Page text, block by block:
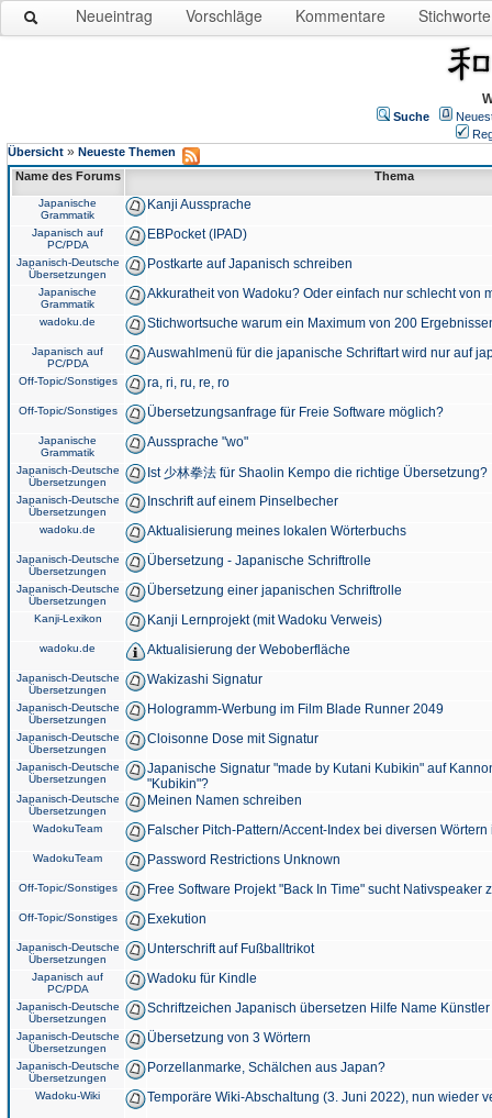
Neueintrag Vorschläge Kommentare Stichworte
Suche
Übersicht » Neueste Themen
Name des Forums
Thema
Japanische
Grammatik
Kanji Aussprache
Japanisch auf
PC/PDA
EBPocket (IPAD)
Japanisch-Deutsche
Übersetzungen
Postkarte auf Japanisch schreiben
Japanische
Grammatik
Akkuratheit von Wadoku? Oder einfach nur schlecht von
wadoku.de Stichwortsuche warum ein Maximum von 200
Japanisch auf
PC/PDA
Auswahlmenü für die japanische Schriftart wird nur auf
Off-Topic/Sonstiges ra, ri, ru, re, ro
Off-Topic/Sonstiges Übersetzungsanfrage für Freie Software möglich?
Japanische
Grammatik
Aussprache "wo"
Japanisch-Deutsche
Übersetzungen
Ist 少林拳法 für Shaolin Kempo die richtige Übersetzung?
Japanisch-Deutsche
Übersetzungen
Inschrift auf einem Pinselbecher
wadoku.de Aktualisierung meines lokalen Wörterbuchs
Japanisch-Deutsche
Übersetzungen
Übersetzung - Japanische Schriftrolle
Japanisch-Deutsche
Übersetzungen
Übersetzung einer japanischen Schriftrolle
Kanji-Lexikon Kanji Lernprojekt (mit Wadoku Verweis)
wadoku.de Aktualisierung der Weboberfläche
Japanisch-Deutsche
Übersetzungen
Wakizashi Signatur
Japanisch-Deutsche
Übersetzungen
Hologramm-Werbung im Film Blade Runner 2049
Japanisch-Deutsche
Übersetzungen
Cloisonne Dose mit Signatur
Japanisch-Deutsche
Übersetzungen
Japanische Signatur "made by Kutani Kubikin" auf
"Kubikin"?
Japanisch-Deutsche
Übersetzungen
Meinen Namen schreiben
WadokuTeam Falscher Pitch-Pattern/Accent-Index bei diversen
WadokuTeam Password Restrictions Unknown
Off-Topic/Sonstiges Free Software Projekt "Back In Time" sucht Nativspeaker
Off-Topic/Sonstiges Exekution
Japanisch-Deutsche
Übersetzungen
Unterschrift auf Fußballtrikot
Japanisch auf
PC/PDA
Wadoku für Kindle
Japanisch-Deutsche
Übersetzungen
Schriftzeichen Japanisch übersetzen Hilfe Name
Japanisch-Deutsche
Übersetzungen
Übersetzung von 3 Wörtern
Japanisch-Deutsche
Übersetzungen
Porzellanmarke, Schälchen aus Japan?
Wadoku-Wiki Temporäre Wiki-Abschaltung (3. Juni 2022), nun wieder